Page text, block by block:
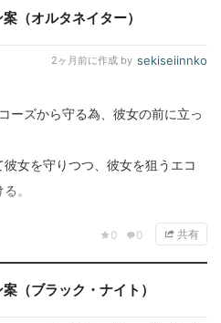
（オルタネイター）
2ヶ月前に作成 by sekiseiinnko
0 0 共有
ーズから守る為、彼女の前に立っ
女を守りつつ、彼女を狙うエコ
。
（ブラック・ナイト）